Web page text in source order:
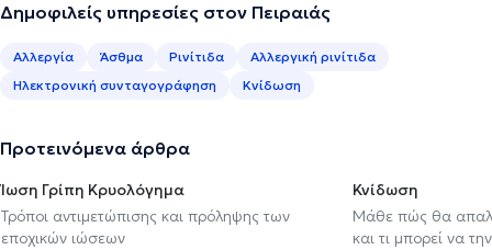
Δημοφιλείς υπηρεσίες στον Πειραιάς
Αλλεργία Άσθμα Ρινίτιδα
Αλλεργική ρινίτιδα
Ηλεκτρονική συνταγογράφηση
Κνίδωση
Προτεινόμενα άρθρα
Ίωση Γρίπη Κρυολόγημα
Τρόποι αντιμετώπισης και πρόληψης των
εποχικών ιώσεων
Κνίδωση
Μάθε πώς θα
και τι μπορεί να